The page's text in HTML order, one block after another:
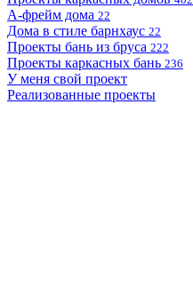
А-фрейм дома 22
Дома в стиле барнхаус 22
Проекты бань из бруса 222
Проекты каркасных бань 236
У меня свой проект
Реализованные проекты